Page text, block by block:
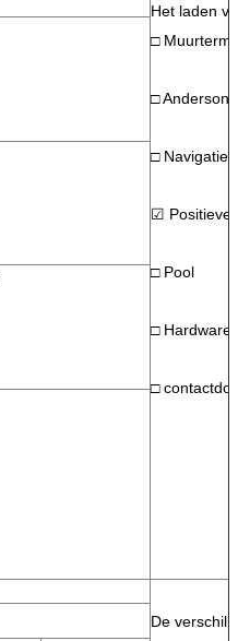
Het laden
□
□ Anderson
□
☑ Positieve
□ Pool
□
□
De